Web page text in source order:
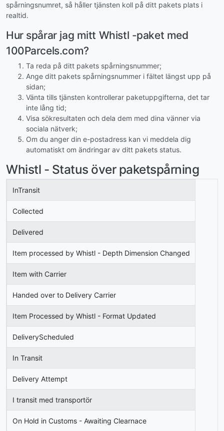
spårningsnumret, så håller tjänsten koll på ditt pakets plats i
realtid.
Hur spårar jag mitt Whistl -paket med
100Parcels.com?
Ta reda på ditt pakets spårningsnummer;
Ange ditt pakets spårningsnummer i fältet längst upp på
sidan;
Vänta tills tjänsten kontrollerar paketuppgifterna, det tar
inte lång tid;
Visa sökresultaten och dela dem med dina vänner via
sociala nätverk;
Om du anger din e-postadress kan vi meddela dig
automatiskt om ändringar av ditt pakets status.
Whistl - Status över paketspårning
InTransit
Collected
Delivered
Item processed by Whistl - Depth Dimension Changed
Item with Carrier
Handed over to Delivery Carrier
Item Processed by Whistl - Format Updated
DeliveryScheduled
In Transit
Delivery Attempt
I transit med transportör
On Hold in Customs - Awaiting Clearnace